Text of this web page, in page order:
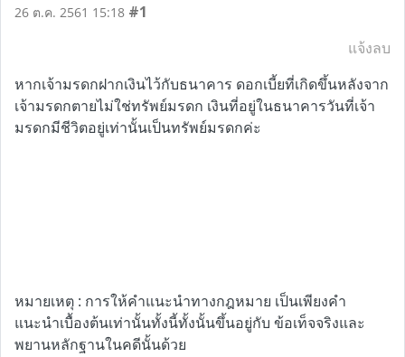
26 ต.ค. 2561 15:18 #1
แจ้งลบ
หากเจ้ามรดกฝากเงินไว้กับธนาคาร ดอกเบี้ยที่เกิดขึ้นหลังจาก
เจ้ามรดกตายไม่ใช่ทรัพย์มรดก เงินที่อยู่ในธนาคารวันที่เจ้า
มรดกมีชีวิตอยู่เท่านั้นเป็นทรัพย์มรดกค่ะ
หมายเหตุ : การให้คำแนะนำทางกฎหมาย เป็นเพียงคำ
แนะนำเบื้องต้นเท่านั้นทั้งนี้ทั้งนั้นขึ้นอยู่กับ ข้อเท็จจริงและ
พยานหลักฐานในคดีนั้นด้วย